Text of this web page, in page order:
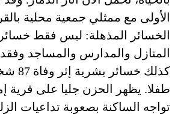
الأولى مع ممثلي جمعية محلية
الخسائر المذهلة: ليس فقط خسائر
المنازل والمدارس والمساجد
طفلا. يظهر الحزن جليا على قرية
تواجه الساكنة بصعوبة تداعيات